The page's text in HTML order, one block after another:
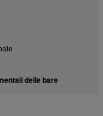
delle bare